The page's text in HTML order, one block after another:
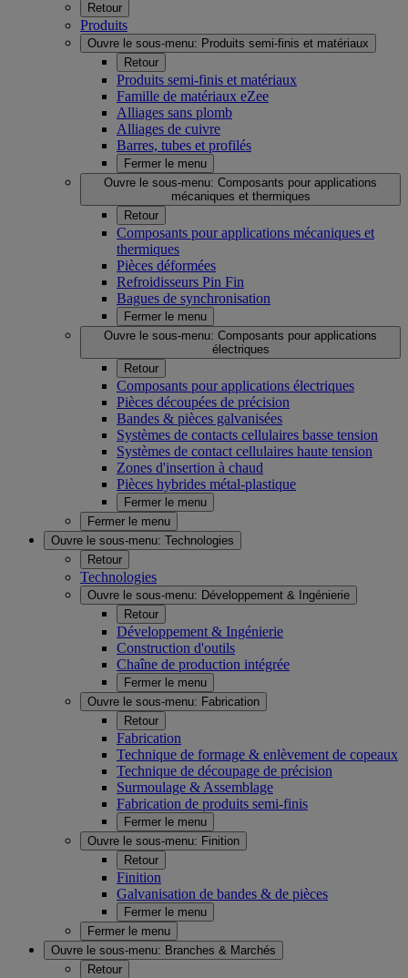
Retour
Produits
Ouvre le sous-menu: Produits semi-finis et matériaux
Retour
Produits semi-finis et matériaux
Famille de matériaux eZee
Alliages sans plomb
Alliages de cuivre
Barres, tubes et profilés
Fermer le menu
Ouvre le sous-menu: Composants pour applications
mécaniques et thermiques
Retour
Composants pour applications mécaniques et
thermiques
Pièces déformées
Refroidisseurs Pin Fin
Bagues de synchronisation
Fermer le menu
Ouvre le sous-menu: Composants pour applications
électriques
Retour
Composants pour applications électriques
Pièces découpées de précision
Bandes & pièces galvanisées
Systèmes de contacts cellulaires basse tension
Systèmes de contact cellulaires haute tension
Zones d'insertion à chaud
Pièces hybrides métal-plastique
Fermer le menu
Fermer le menu
Ouvre le sous-menu: Technologies
Retour
Technologies
Ouvre le sous-menu: Développement & Ingénierie
Retour
Développement & Ingénierie
Construction d'outils
Chaîne de production intégrée
Fermer le menu
Ouvre le sous-menu: Fabrication
Retour
Fabrication
Technique de formage & enlèvement de copeaux
Technique de découpage de précision
Surmoulage & Assemblage
Fabrication de produits semi-finis
Fermer le menu
Ouvre le sous-menu: Finition
Retour
Finition
Galvanisation de bandes & de pièces
Fermer le menu
Fermer le menu
Ouvre le sous-menu: Branches & Marchés
Retour